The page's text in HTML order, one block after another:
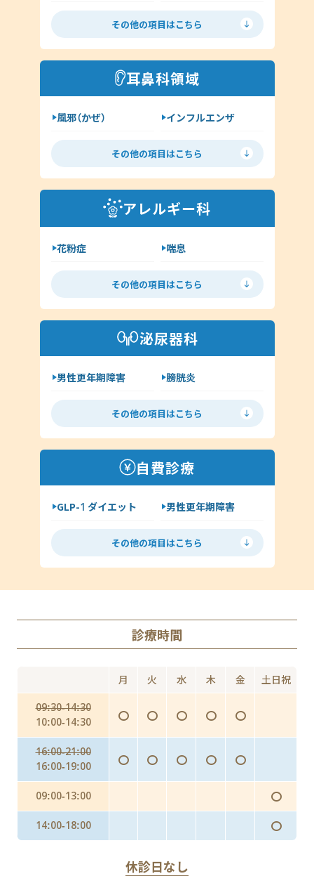
新型コロナウイルス感染症
じんましん
水虫
ヘルペス
帯状疱疹
イボ（尋常性疣贅:ゆうぜい）
しみ・肝斑
ハイドロキノン
その他（皮膚科）
その他の項目はこちら
耳鼻科領域
風邪（かぜ）
インフルエンザ
扁桃炎
花粉症
舌下免疫療法
中耳炎
クラミジア
その他（耳鼻科領域）
その他の項目はこちら
アレルギー科
花粉症
喘息
舌下免疫療法
アレルギー検査
手荒れ・肌荒れ
じんましん
その他（アレルギー科）
その他の項目はこちら
泌尿器科
男性更年期障害
膀胱炎
尿道炎
亀頭包皮炎
性病の種類について
ヘルペス
クラミジア
梅毒
尖圭コンジローマ
マイコプラズマ・ウレアプラズマ
その他の項目はこちら
自費診療
GLP-1 ダイエット
男性更年期障害
低用量ピル
ミニピル
月経移動
アフターピル
Doxy PEP（ドキシペップ）
インフルエンザ予防投与（予防内服）
インフルエンザワクチンの予防接種
その他の項目はこちら
診療時間
月 火 水 木 金 土日祝
09:30-14:30
10:00-14:30
〇 〇 〇 〇 〇
16:00-21:00
16:00-19:00
〇 〇 〇 〇 〇
09:00-13:00 〇
14:00-18:00 〇
休診日なし